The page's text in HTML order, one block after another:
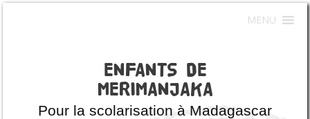
MENU
ENFANTS DE
MERIMANJAKA
Pour la scolarisation à Madagascar